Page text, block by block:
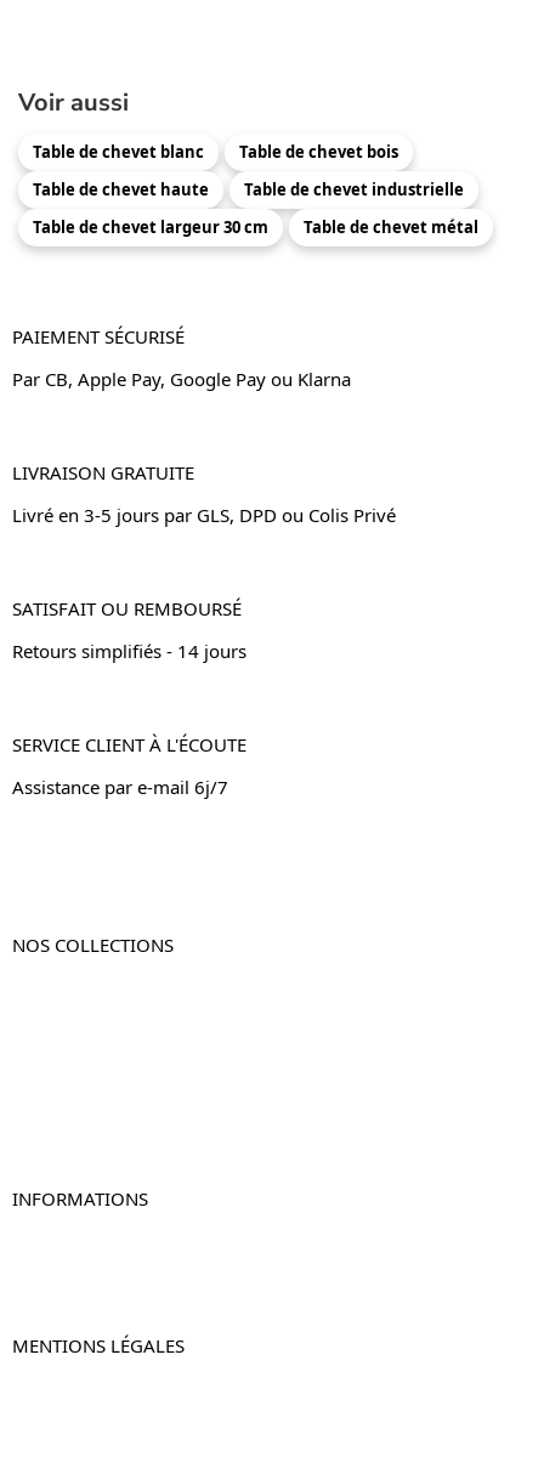
Voir aussi
Table de chevet blanc
Table de chevet bois
Table de chevet haute
Table de chevet industrielle
Table de chevet largeur 30 cm
Table de chevet métal
PAIEMENT SÉCURISÉ
Par CB, Apple Pay, Google Pay ou Klarna
LIVRAISON GRATUITE
Livré en 3-5 jours par GLS, DPD ou Colis Privé
SATISFAIT OU REMBOURSÉ
Retours simplifiés - 14 jours
SERVICE CLIENT À L'ÉCOUTE
Assistance par e-mail 6j/7
NOS COLLECTIONS
INFORMATIONS
MENTIONS LÉGALES